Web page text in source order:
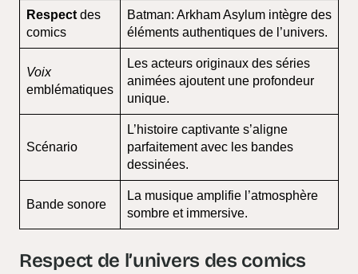
Respect des
comics
Batman: Arkham Asylum intègre des
éléments authentiques de l’univers.
Voix
emblématiques
Les acteurs originaux des séries
animées ajoutent une profondeur
unique.
Scénario
L’histoire captivante s’aligne
parfaitement avec les bandes
dessinées.
Bande sonore
La musique amplifie l’atmosphère
sombre et immersive.
Respect de l’univers des comics